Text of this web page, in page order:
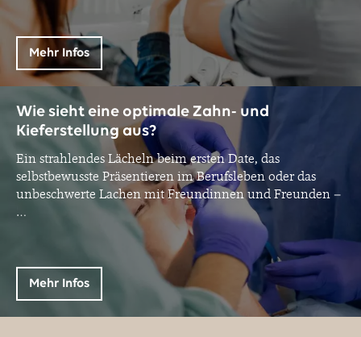
Mehr Infos
Wie sieht eine optimale Zahn- und
Kieferstellung aus?
Ein strahlendes Lächeln beim ersten Date, das
selbstbewusste Präsentieren im Berufsleben oder das
unbeschwerte Lachen mit Freundinnen und Freunden –
…
Mehr Infos